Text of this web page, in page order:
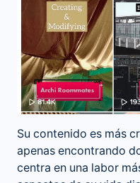
Su contenido es más
apenas encontrando
centra en una labor